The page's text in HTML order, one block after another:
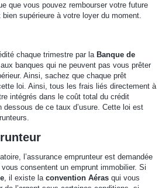
que vous pouvez rembourser votre future
supérieure à votre loyer du moment.
chaque trimestre par la Banque de
banques qui ne peuvent pas vous prêter
Ainsi, sachez que chaque prêt
loi. Ainsi, tous les frais liés directement à
intégrés dans le coût total du crédit
de ce taux d’usure. Cette loi est
l’assurance emprunteur est demandée
consentent un emprunt immobilier. Si
, il existe la convention Aérasqui vous